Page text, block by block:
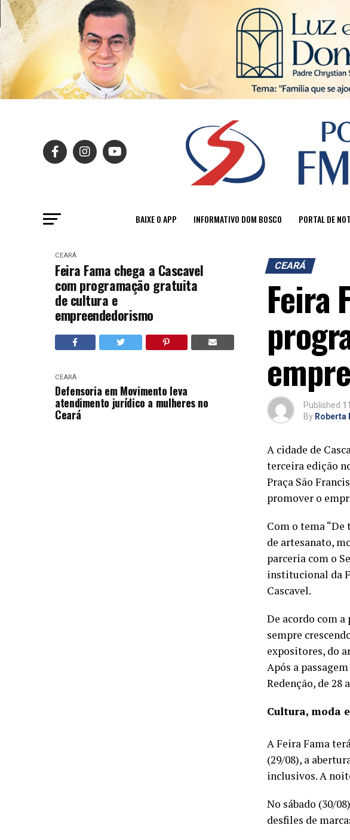
BAIXE O APP INFORMATIVO DOM BOSCO PORTAL DE
CEARÁ
Feira Fama chega a Cascavel
com programação gratuita
de cultura e
empreendedorismo
CEARÁ
Defensoria em Movimento leva
atendimento jurídico a mulheres no
Ceará
CEARÁ
Feira
Published
By Roberta
A cidade de
terceira edição
Praça São
promover o
Com o tema “De
de artesanato,
parceria com o
institucional da
Cascavel.
De acordo com
sempre
expositores, do
Após a
Redenção, de 28
Cultura, moda
A Feira Fama
(29/08), a
inclusivos. A
No sábado (30/
desfiles de